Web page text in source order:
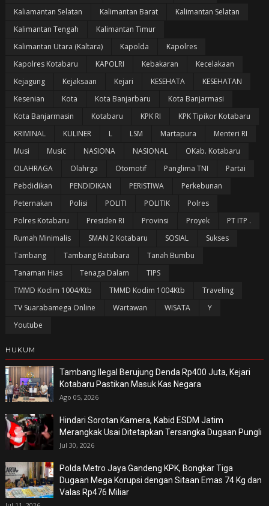
Kaliamantan Selatan
Kalimantan Barat
Kalimantan Selatan
Kalimantan Tengah
Kalimantan Timur
Kalimantan Utara (Kaltara)
Kapolda
Kapolres
Kapolres Kotabaru
KAPOLRI Kebakaran
Kecelakaan
Kejagung
Kejaksaan Kejari KESEHATA
KESEHATAN
Kesenian
Kota Kota Banjarbaru
Kota Banjarmasi
Kota Banjarmasin
Kotabaru KPK RI
KPK Tipikor Kotabaru
KRIMINAL
KULINER L LSM Martapura
Menteri RI
Musi
Music NASIONA NASIONAL
OKab. Kotabaru
OLAHRAGA
Olahrga Otomotif Panglima TNI
Partai
Pebdidikan
PENDIDIKAN PERISTIWA
Perkebunan
Peternakan
Polisi POLITI POLITIK
Polres
Polres Kotabaru
Presiden RI Provinsi Proyek
PT ITP .
Rumah Minimalis
SMAN 2 Kotabaru SOSIAL
Sukses
Tambang
Tambang Batubara
Tanah Bumbu
Tanaman Hias
Tenaga Dalam
TIPS
TMMD Kodim 1004/Ktb
TMMD Kodim 1004Ktb
Traveling
TV Suarabamega Online
Wartawan WISATA
Y
Youtube
HUKUM
Tambang Ilegal Berujung Denda Rp400 Juta, Kejari
Kotabaru Pastikan Masuk Kas Negara
Ago 05, 2026
Hindari Sorotan Kamera, Kabid ESDM Jatim
Merangkak Usai Ditetapkan Tersangka Dugaan Pungli
Jul 30, 2026
Polda Metro Jaya Gandeng KPK, Bongkar Tiga
Dugaan Mega Korupsi dengan Sitaan Emas 74 Kg dan
Valas Rp476 Miliar